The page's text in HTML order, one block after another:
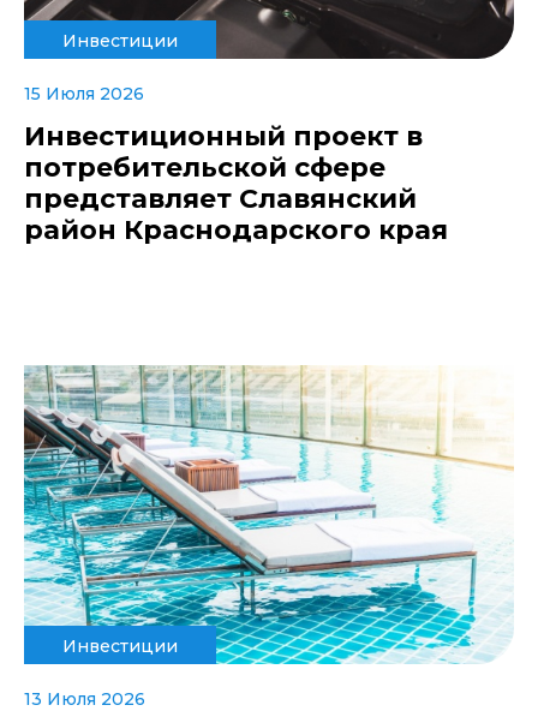
Инвестиции
15 Июля 2026
Инвестиционный проект в
потребительской сфере
представляет Славянский
район Краснодарского края
Инвестиции
13 Июля 2026